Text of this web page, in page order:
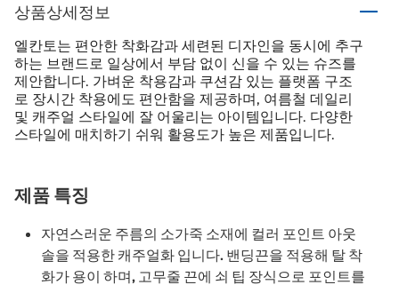
상품상세정보
엘칸토는 편안한 착화감과 세련된 디자인을 동시에 추구
하는 브랜드로 일상에서 부담 없이 신을 수 있는 슈즈를
제안합니다. 가벼운 착용감과 쿠션감 있는 플랫폼 구조
로 장시간 착용에도 편안함을 제공하며, 여름철 데일리
및 캐주얼 스타일에 잘 어울리는 아이템입니다. 다양한
스타일에 매치하기 쉬워 활용도가 높은 제품입니다.
제품 특징
자연스러운 주름의 소가죽 소재에 컬러 포인트 아웃
솔을 적용한 캐주얼화 입니다. 밴딩끈을 적용해 탈 착
화가 용이 하며, 고무줄 끈에 쇠 팁 장식으로 포인트를